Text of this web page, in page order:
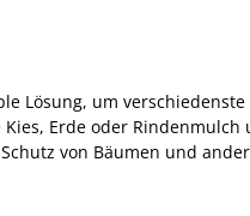
Lösung, um
Erde oder Rindenmulch
von Bäumen und